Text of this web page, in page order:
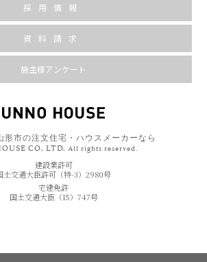
採用情報
資料請求
施主様アンケート
形市の注文住宅・ハウスメーカーなら
CO. LTD. All rights reserved.
建設業許可
土交通大臣許可（特-3）2980号
宅建免許
国土交通大臣（15）747号